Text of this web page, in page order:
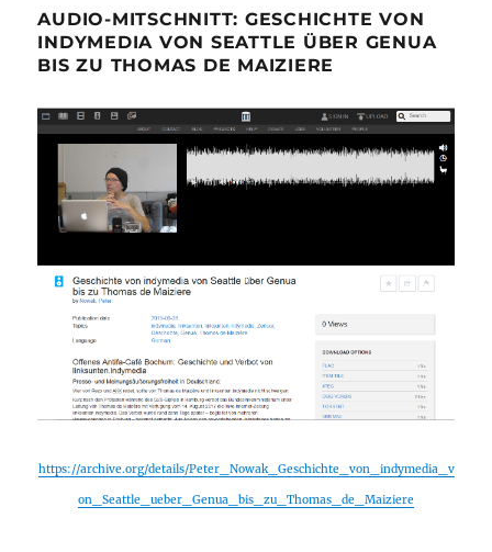
AUDIO-MITSCHNITT: GESCHICHTE VON
INDYMEDIA VON SEATTLE ÜBER GENUA
BIS ZU THOMAS DE MAIZIERE
https://archive.org/details/Peter_Nowak_Geschichte_von_indymedia_v
on_Seattle_ueber_Genua_bis_zu_Thomas_de_Maiziere